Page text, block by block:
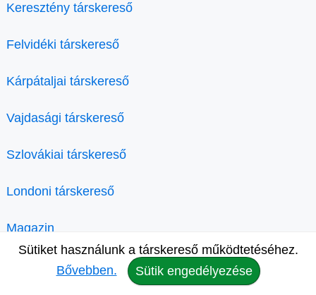
Keresztény társkereső
Felvidéki társkereső
Kárpátaljai társkereső
Vajdasági társkereső
Szlovákiai társkereső
Londoni társkereső
Magazin
Sütiket használunk a társkereső működtetéséhez.
Bővebben.
Sütik engedélyezése